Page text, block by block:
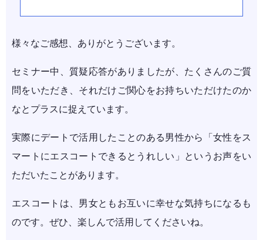
様々なご感想、ありがとうございます。
セミナー中、質疑応答がありましたが、たくさんのご質
問をいただき、それだけご関心をお持ちいただけたのか
なとプラスに捉えています。
実際にデートで活用したことのある男性から「女性をス
マートにエスコートできるとうれしい」というお声をい
ただいたことがあります。
エスコートは、男女ともお互いに幸せな気持ちになるも
のです。ぜひ、楽しんで活用してくださいね。